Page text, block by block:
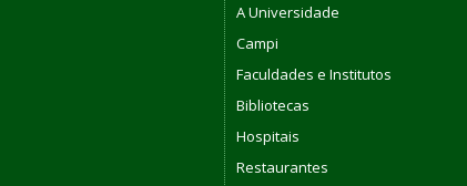
A Universidade
Campi
Faculdades e Institutos
Bibliotecas
Hospitais
Restaurantes